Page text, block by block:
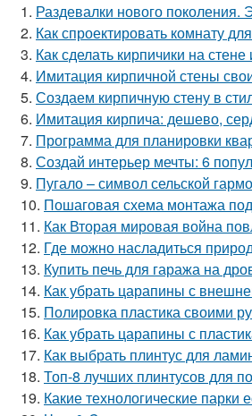
1. Раздевалки нового
2. Как спроектировать комнату
3. Как сделать кирпичики на
4. Имитация кирпичной стены
5. Создаем кирпичную стену в
6. Имитация кирпича: дешево,
7. Программа для планировки
8. Создай интерьер мечты: 6
9. Пугало – символ сельской
10. Пошаговая схема монтажа
11. Как Вторая мировая война
12. Где можно насладиться
13. Купить печь для гаража на
14. Как убрать царапины с
15. Полировка пластика своими
16. Как убрать царапины с
17. Как выбрать плинтус для
18. Топ-8 лучших плинтусов для
19. Какие технологические парки